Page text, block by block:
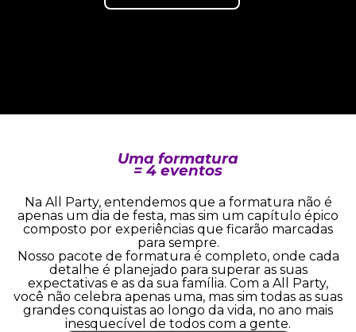
Uma formatura
= 4 eventos
Na All Party, entendemos que a formatura não é
apenas um dia de festa, mas sim um capítulo épico
composto por experiências que ficarão marcadas
para sempre.
Nosso pacote de formatura é completo, onde cada
detalhe é planejado para superar as suas
expectativas e as da sua família. Com a All Party,
você não celebra apenas uma, mas sim todas as suas
grandes conquistas ao longo da vida, no ano mais
inesquecível de todos com a gente.